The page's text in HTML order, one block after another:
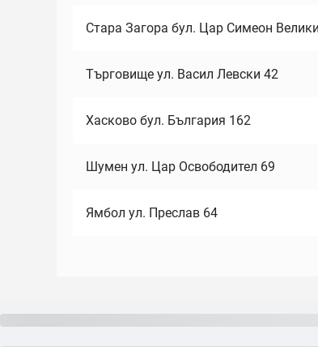
Стара Загора бул. Цар Симеон
Търговище ул. Васил Левски 42
Хасково бул. България 162
Шумен ул. Цар Освободител 69
Ямбол ул. Преслав 64